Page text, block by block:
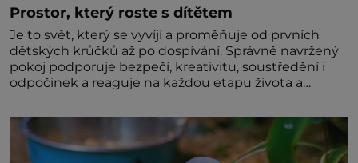
Prostor, který roste s dítětem
Je to svět, který se vyvíjí a proměňuje od prvních
dětských krůčků až po dospívání. Správně navržený
pokoj podporuje bezpečí, kreativitu, soustředění i
odpočinek a reaguje na každou etapu života a
jednoduchost, měkkost a bezpečí, proto by pokoj
miminka měl působit především klidně a útulně.
Předškolní věk je